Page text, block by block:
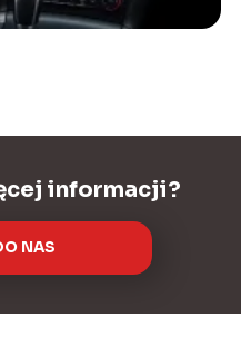
informacji?
NAS